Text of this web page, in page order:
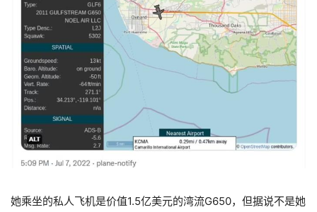
她乘坐的私人飞机是价值1.5亿美元的湾流G650，但据说不是她